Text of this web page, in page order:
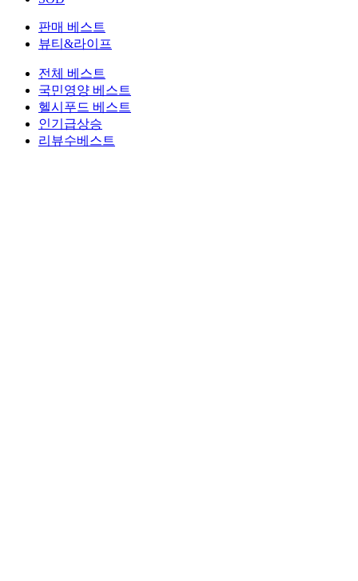
판매 베스트
뷰티&라이프
전체 베스트
국민영양 베스트
헬시푸드 베스트
인기급상승
리뷰수베스트